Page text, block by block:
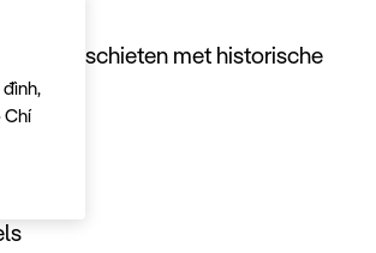
om te schieten met historische
Chí